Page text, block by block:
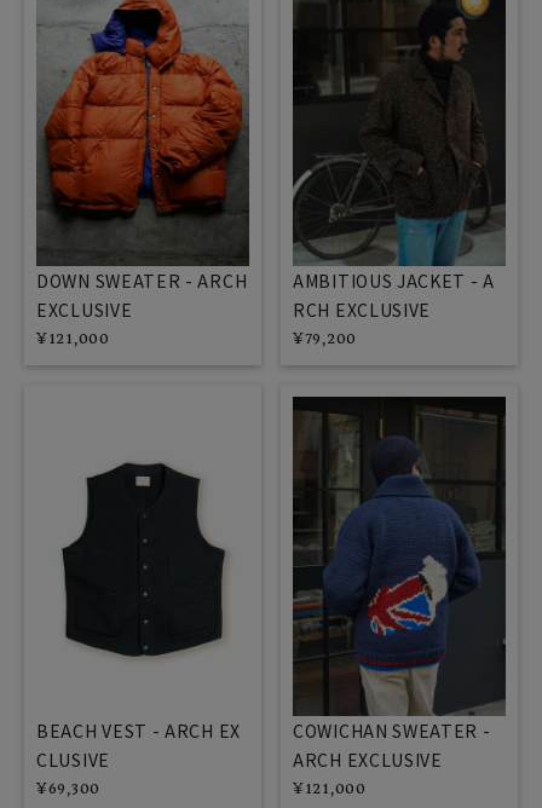
DOWN SWEATER - ARCH
EXCLUSIVE
¥121,000
AMBITIOUS JACKET - A
RCH EXCLUSIVE
¥79,200
BEACH VEST - ARCH EX
CLUSIVE
¥69,300
COWICHAN SWEATER -
ARCH EXCLUSIVE
¥121,000